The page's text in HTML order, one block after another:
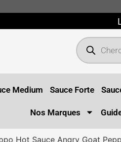
Medium Sauce Forte
Nos Marques
Hot Sauce Angry Goat